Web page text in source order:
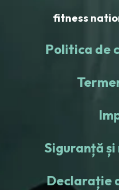
fitness
Politica de
Siguranță
Declarație